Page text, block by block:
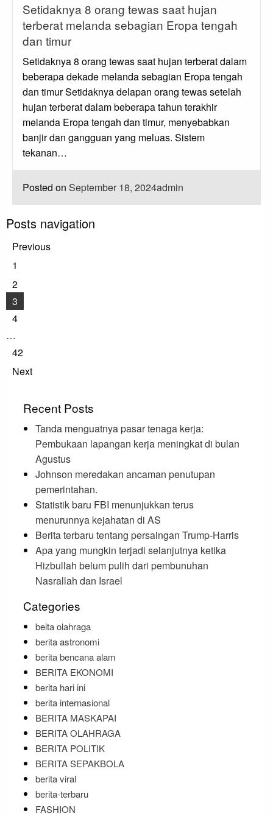
Setidaknya 8 orang tewas saat hujan
terberat melanda sebagian Eropa tengah
dan timur
Setidaknya 8 orang tewas saat hujan terberat dalam
beberapa dekade melanda sebagian Eropa tengah
dan timur Setidaknya delapan orang tewas setelah
hujan terberat dalam beberapa tahun terakhir
melanda Eropa tengah dan timur, menyebabkan
banjir dan gangguan yang meluas. Sistem
tekanan…
Posted on September 18, 2024admin
Posts navigation
Previous
1
2
3
4
…
42
Next
Recent Posts
Tanda menguatnya pasar tenaga kerja:
Pembukaan lapangan kerja meningkat di bulan
Agustus
Johnson meredakan ancaman penutupan
pemerintahan.
Statistik baru FBI menunjukkan terus
menurunnya kejahatan di AS
Berita terbaru tentang persaingan Trump-Harris
Apa yang mungkin terjadi selanjutnya ketika
Hizbullah belum pulih dari pembunuhan
Nasrallah dan Israel
Categories
beita olahraga
berita astronomi
berita bencana alam
BERITA EKONOMI
berita hari ini
berita internasional
BERITA MASKAPAI
BERITA OLAHRAGA
BERITA POLITIK
BERITA SEPAKBOLA
berita viral
berita-terbaru
FASHION